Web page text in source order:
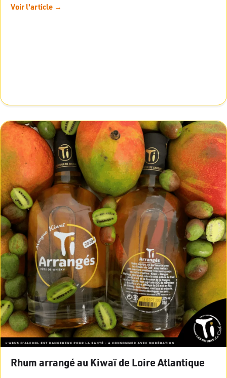
Voir l'article →
Rhum arrangé au Kiwaï de Loire Atlantique